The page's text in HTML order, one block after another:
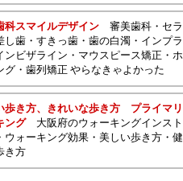
科スマイルデザイン 審美歯科 ・ セ
し歯 ・ すきっ歯 ・ 歯の白濁 ・ インプ
ンビザライン ・ マウスピース矯正 ・
グ ・ 歯列矯正 やらなきゃよかった
歩き方、きれいな歩き方
プライマ
ング
大阪府のウォーキングインス
ウォーキング効果 ・ 美しい歩き方 ・
き方